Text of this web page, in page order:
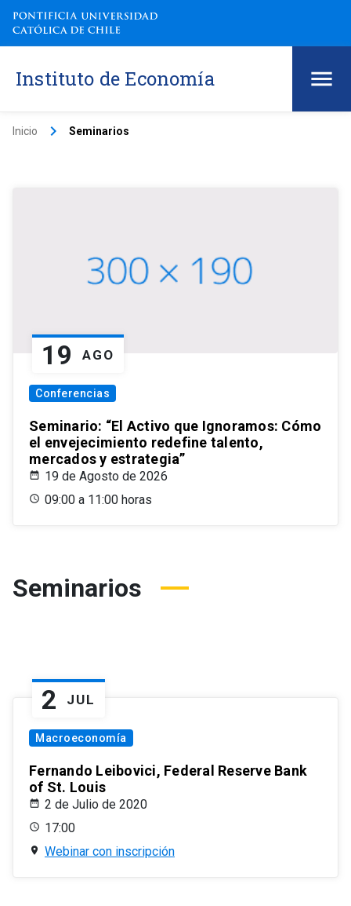
Instituto de Economía
Inicio keyboard_arrow_right Seminarios
19 AGO
Conferencias
Seminario: “El Activo que Ignoramos: Cómo
el envejecimiento redefine talento,
mercados y estrategia”
19 de Agosto de 2026
09:00 a 11:00 horas
Seminarios
2 JUL
Macroeconomía
Fernando Leibovici, Federal Reserve Bank
of St. Louis
2 de Julio de 2020
17:00
Webinar con inscripción